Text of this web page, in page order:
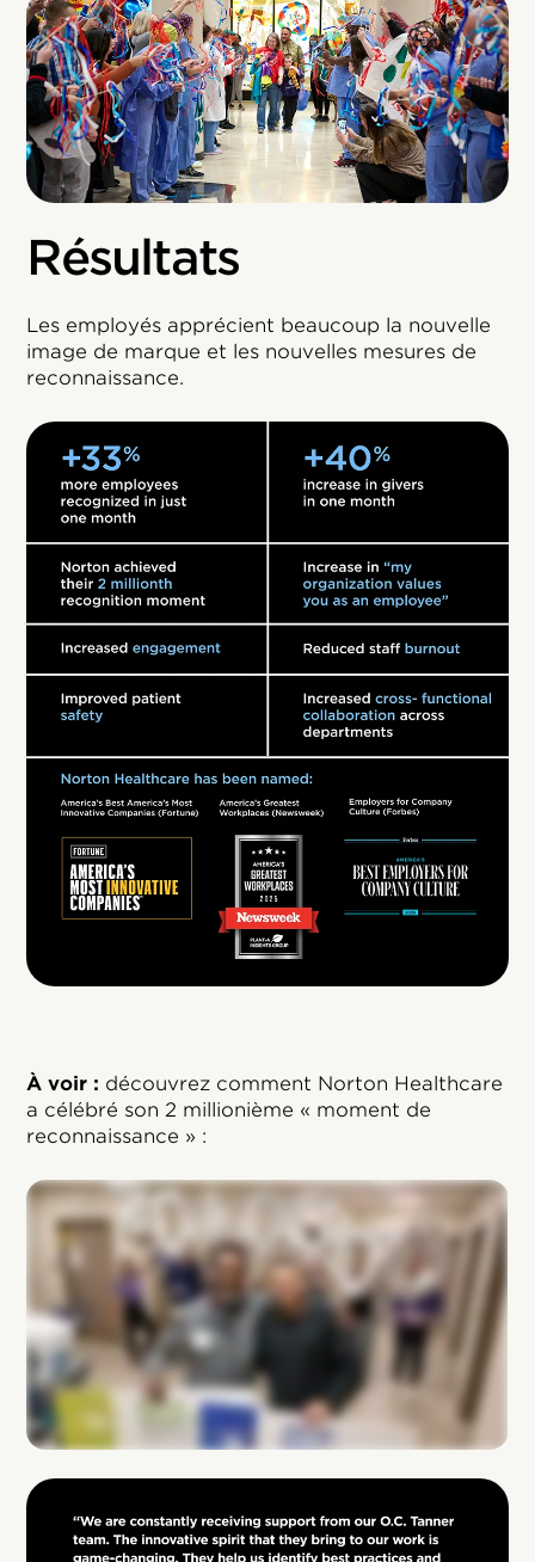
Résultats
Les employés apprécient beaucoup la nouvelle
image de marque et les nouvelles mesures de
reconnaissance.
À voir : découvrez comment Norton Healthcare
a célébré son 2 millionième « moment de
reconnaissance » :